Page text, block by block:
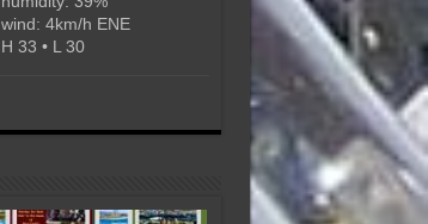
wind: 4km/h ENE
H 33 • L 30